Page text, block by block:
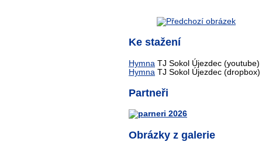
Ke stažení
Hymna TJ Sokol Újezdec (youtube)
Hymna TJ Sokol Újezdec (dropbox)
Partneři
Obrázky z galerie